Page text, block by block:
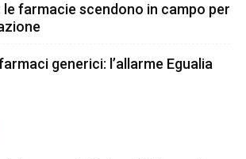
le farmacie scendono in campo per
generici: l’allarme Egualia